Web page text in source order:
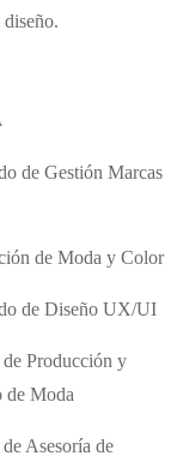
de Gestión Marcas
de Moda y Color
de Diseño UX/UI
Producción y
de Moda
Asesoría de